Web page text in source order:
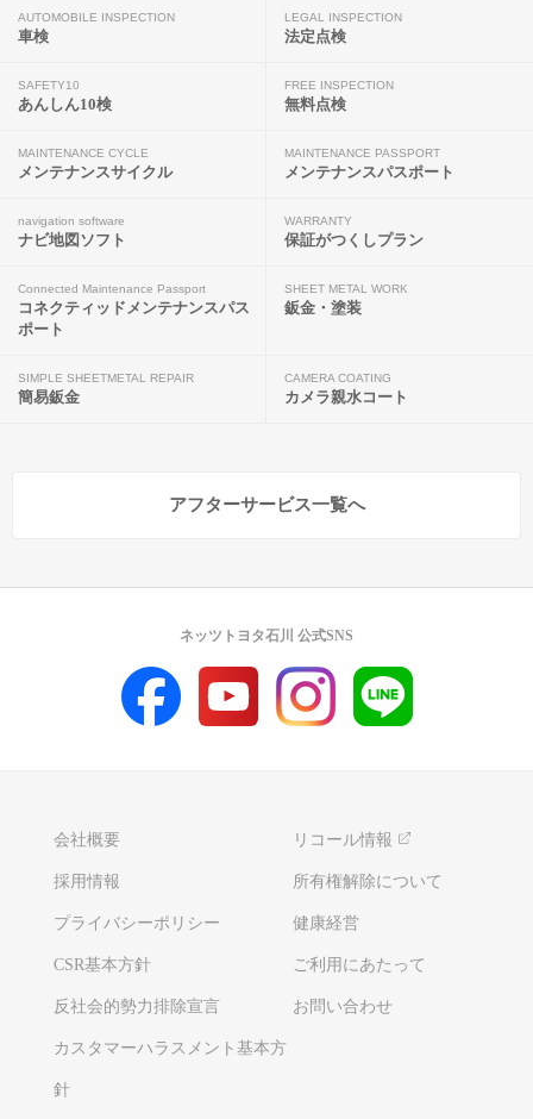
AUTOMOBILE INSPECTION
車検
LEGAL INSPECTION
法定点検
SAFETY10
あんしん10検
FREE INSPECTION
無料点検
MAINTENANCE CYCLE
メンテナンスサイクル
MAINTENANCE PASSPORT
メンテナンスパスポート
navigation software
ナビ地図ソフト
WARRANTY
保証がつくしプラン
Connected Maintenance Passport
コネクティッドメンテナンスパス
ポート
SHEET METAL WORK
鈑金・塗装
SIMPLE SHEETMETAL REPAIR
簡易鈑金
CAMERA COATING
カメラ親水コート
アフターサービス一覧へ
会社概要 リコール情報
採用情報 所有権解除について
プライバシーポリシー 健康経営
CSR基本方針 ご利用にあたって
反社会的勢力排除宣言 お問い合わせ
カスタマーハラスメント基本方
針
ネッツトヨタ石川 公式SNS